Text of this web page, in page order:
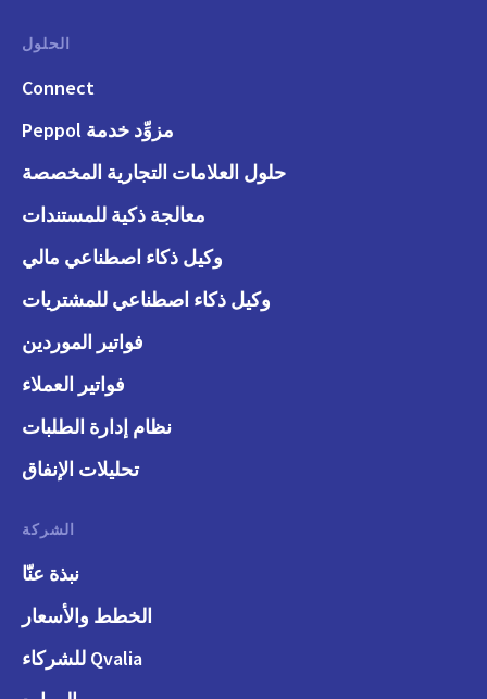
الحلول
Connect
مزوِّد خدمة Peppol
حلول العلامات التجارية المخصصة
معالجة ذكية للمستندات
وكيل ذكاء اصطناعي مالي
وكيل ذكاء اصطناعي للمشتريات
فواتير الموردين
فواتير العملاء
نظام إدارة الطلبات
تحليلات الإنفاق
الشركة
نبذة عنّا
الخطط والأسعار
Qvalia للشركاء